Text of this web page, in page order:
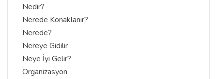
Nedir?
Nerede Konaklanır?
Nerede?
Nereye Gidilir
Neye İyi Gelir?
Organizasyon